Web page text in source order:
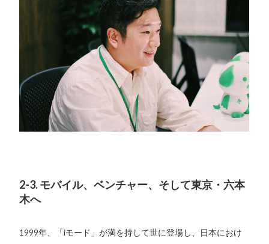
2-3. モバイル、ベンチャー、そして東京・六本
木へ
1999年、「iモード」が満を持して世に登場し、日本におけ